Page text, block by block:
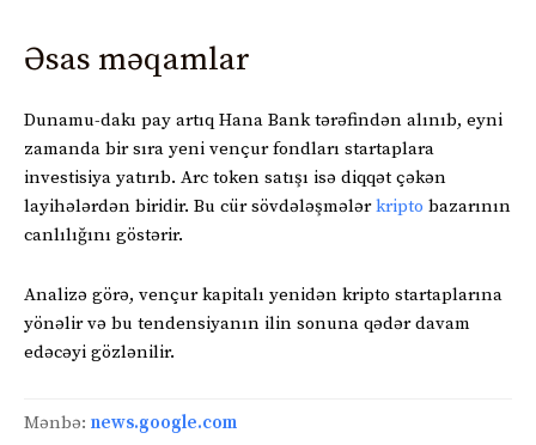
Əsas məqamlar
Dunamu-dakı pay artıq Hana Bank tərəfindən alınıb, eyni
zamanda bir sıra yeni vençur fondları startaplara
investisiya yatırıb. Arc token satışı isə diqqət çəkən
layihələrdən biridir. Bu cür sövdələşmələrkripto bazarının
canlılığını göstərir.
Analizə görə, vençur kapitalı yenidən kripto startaplarına
yönəlir və bu tendensiyanın ilin sonuna qədər davam
edəcəyi gözlənilir.
Mənbə: news.google.com